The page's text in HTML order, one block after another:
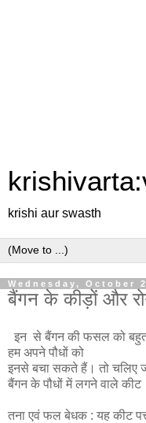
krishi aur swasth
Wednesday, October
बैंगन के कीड़ों और
इन से बैंगन की फसल को बहुत
हम अपने पौधों को
इनसे बचा सकते हैं। तो चलिए
बैंगन के पौधों में लगने वाले कीट
तना एवं फल बेधक : यह कीट